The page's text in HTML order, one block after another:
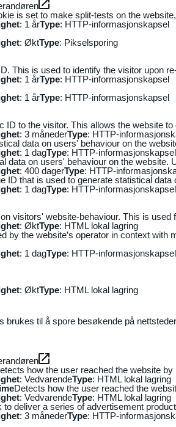
is set to make split-tests on the
: 1 årType: HTTP-informasjonskapsel
: ØktType: Pikselsporing
This is used to identify the visitor upon
: 1 årType: HTTP-informasjonskapsel
: 1 årType: HTTP-informasjonskapsel
ID to the visitor. This allows the website
: 3 månederType: HTTP-
data on users' behaviour on the
: 1 dagType: HTTP-informasjonskapsel
data on users' behaviour on the website.
: 400 dagerType: HTTP-
ID that is used to generate statistical
: 1 dagType: HTTP-informasjonskapsel
visitors' website-behaviour. This is
: ØktType: HTML lokal lagring
by the website’s operator in context
: 1 dagType: HTTP-informasjonskapsel
: ØktType: HTML lokal lagring
brukes til å spore besøkende på
how the user reached the website
: VedvarendeType: HTML lokal lagring
Detects how the user reached the
: VedvarendeType: HTML lokal lagring
to deliver a series of advertisement
: 3 månederType: HTTP-